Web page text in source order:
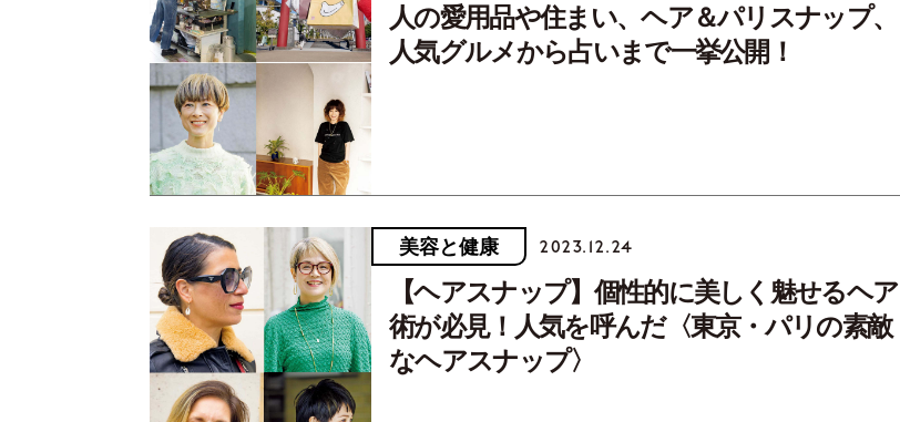
人の愛用品や住まい、ヘア＆パリスナップ、
人気グルメから占いまで一挙公開！
美容と健康 2023.12.24
【ヘアスナップ】個性的に美しく魅せるヘア
術が必見！人気を呼んだ〈東京・パリの素敵
なヘアスナップ〉